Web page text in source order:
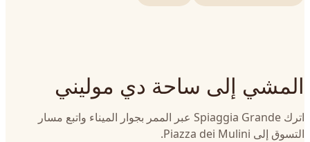
المشي إلى ساحة دي موليني
اترك Spiaggia Grande عبر الممر بجوار الميناء واتبع مسار
التسوق إلى Piazza dei Mulini.